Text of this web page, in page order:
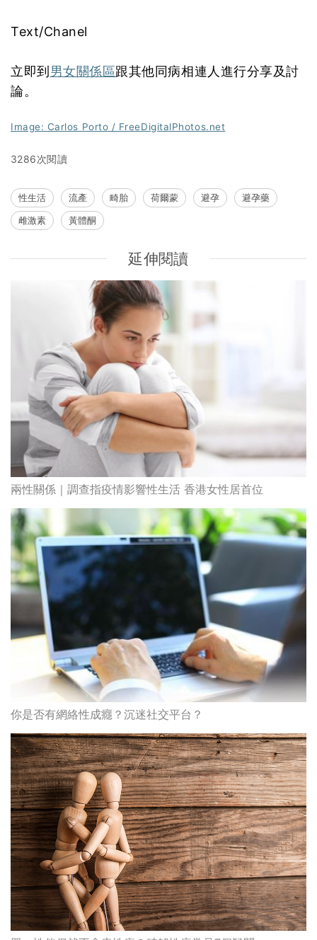
Text/Chanel
立即到男女關係區跟其他同病相連人進行分享及討
論。
Image: Carlos Porto / FreeDigitalPhotos.net
3286次閱讀
性生活 流產 畸胎 荷爾蒙 避孕
避孕藥
雌激素
黃體酮
延伸閱讀
兩性關係｜調查指疫情影響性生活 香港女性居首位
你是否有網絡性成癮？沉迷社交平台？